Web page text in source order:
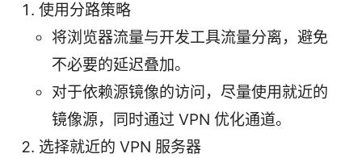
使用分路策略
将浏览器流量与开发工具流量分离，避免
不必要的延迟叠加。
对于依赖源镜像的访问，尽量使用就近的
镜像源，同时通过 VPN 优化通道。
选择就近的 VPN 服务器